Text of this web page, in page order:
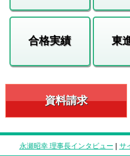
合格実績 東
資料請求
永瀬昭幸 理事長インタビュー | サ